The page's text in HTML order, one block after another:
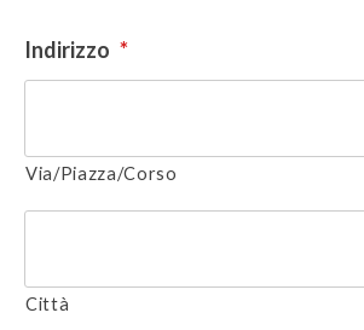
Indirizzo *
Via/Piazza/Corso
Città